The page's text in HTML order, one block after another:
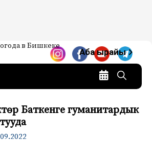
Жаңылыктар —
в Бишкеке
Аба ырайы
Баткенге гуманитардык